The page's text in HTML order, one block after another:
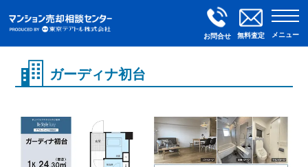
お問合せ 無料査定 メニュー
ガーディナ初台